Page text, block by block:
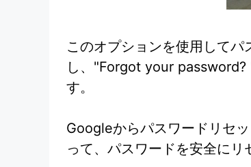
このオプションを使用して
し、"Forgot your password?
す。
Googleからパスワードリセ
って、パスワードを安全にリ